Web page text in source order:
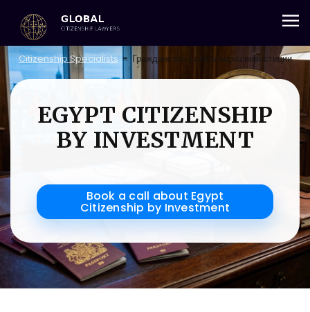
+357 25 059 684
Citizenship Specialists ≡ Гражданство Египта через инвестиции
EGYPT CITIZENSHIP
BY INVESTMENT
Book a call about Egypt
Citizenship by Investment